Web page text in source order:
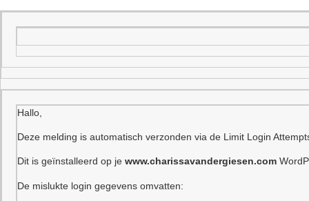
Hallo,
Deze melding is automatisch verzonden via de Limit Login
Dit is geïnstalleerd op je www.charissavandergiesen.com
De mislukte login gegevens omvatten: